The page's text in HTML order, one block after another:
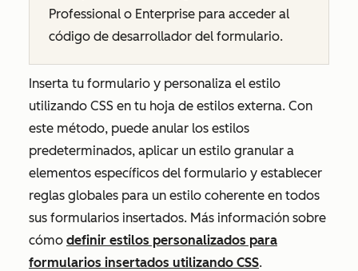
Professional o Enterprise para acceder al
código de desarrollador del formulario.
Inserta tu formulario y personaliza el estilo
utilizando CSS en tu hoja de estilos externa. Con
este método, puede anular los estilos
predeterminados, aplicar un estilo granular a
elementos específicos del formulario y establecer
reglas globales para un estilo coherente en todos
sus formularios insertados. Más información sobre
cómo definir estilos personalizados para
formularios insertados utilizando CSS.